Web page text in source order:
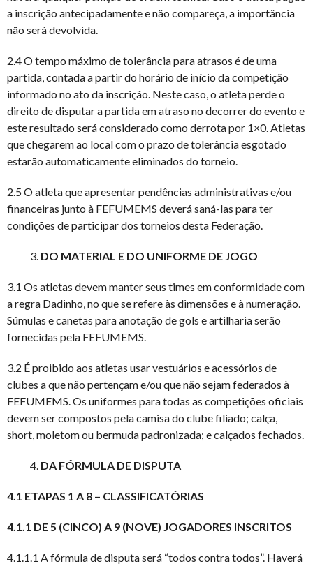
a inscrição antecipadamente e não compareça, a importância
não será devolvida.
2.4 O tempo máximo de tolerância para atrasos é de uma
partida, contada a partir do horário de início da competição
informado no ato da inscrição. Neste caso, o atleta perde o
direito de disputar a partida em atraso no decorrer do evento e
este resultado será considerado como derrota por 1×0. Atletas
que chegarem ao local com o prazo de tolerância esgotado
estarão automaticamente eliminados do torneio.
2.5 O atleta que apresentar pendências administrativas e/ou
financeiras junto à FEFUMEMS deverá saná-las para ter
condições de participar dos torneios desta Federação.
DO MATERIAL E DO UNIFORME DE JOGO
3.1 Os atletas devem manter seus times em conformidade com
a regra Dadinho, no que se refere às dimensões e à numeração.
Súmulas e canetas para anotação de gols e artilharia serão
fornecidas pela FEFUMEMS.
3.2 É proibido aos atletas usar vestuários e acessórios de
clubes a que não pertençam e/ou que não sejam federados à
FEFUMEMS. Os uniformes para todas as competições oficiais
devem ser compostos pela camisa do clube filiado; calça,
short, moletom ou bermuda padronizada; e calçados fechados.
DA FÓRMULA DE DISPUTA
4.1 ETAPAS 1 A 8 – CLASSIFICATÓRIAS
4.1.1 DE 5 (CINCO) A 9 (NOVE) JOGADORES INSCRITOS
4.1.1.1 A fórmula de disputa será “todos contra todos”. Haverá